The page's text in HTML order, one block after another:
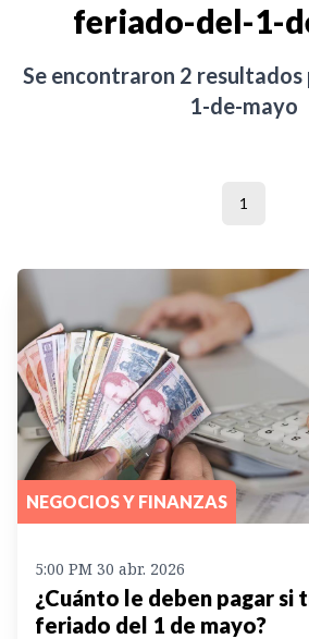
feriado-del-1-
Se encontraron 2 resultados
1-de-mayo
1
NEGOCIOS Y FINANZAS
5:00 PM 30 abr. 2026
¿Cuánto le deben pagar si
feriado del 1 de mayo?